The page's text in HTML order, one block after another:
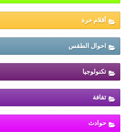
أقلام حرة
احوال الطقس
تكنولوجيا
ثقافة
حوادث